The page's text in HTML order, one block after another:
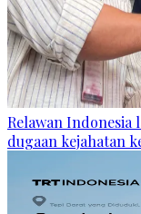
Relawan Indonesia
dugaan kejahatan